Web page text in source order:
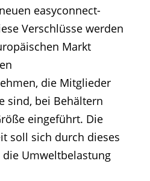
easyconnect-
Verschlüsse werden
Markt
die Mitglieder
sind, bei Behältern
eingeführt. Die
soll sich durch dieses
die Umweltbelastung